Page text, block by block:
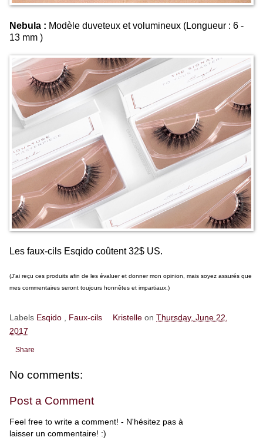
Nebula : Modèle duveteux et volumineux (Longueur : 6 -
13 mm )
Les faux-cils Esqido coûtent 32$ US.
(J'ai reçu ces produits afin de les évaluer et donner mon opinion, mais soyez assurés que
mes commentaires seront toujours honnêtes et impartiaux.)
Labels Esqido , Faux-cils Kristelle onThursday, June 22,
2017
Share
No comments:
Post a Comment
Feel free to write a comment! - N'hésitez pas à
laisser un commentaire! :)